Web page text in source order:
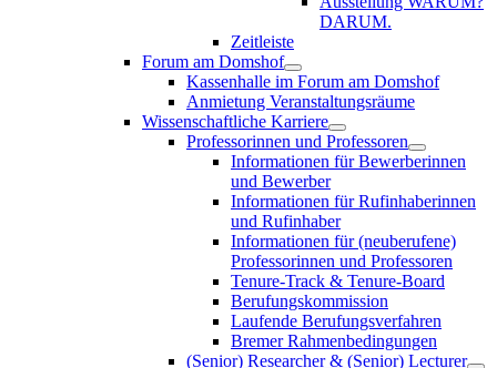
DARUM.
Zeitleiste
Forum am Domshof
Kassenhalle im Forum am Domshof
Anmietung Veranstaltungsräume
Wissenschaftliche Karriere
Professorinnen und Professoren
Informationen für Bewerberinnen
und Bewerber
Informationen für Rufinhaberinnen
und Rufinhaber
Informationen für (neuberufene)
Professorinnen und Professoren
Tenure-Track & Tenure-Board
Berufungskommission
Laufende Berufungsverfahren
Bremer Rahmenbedingungen
(Senior) Researcher & (Senior) Lecturer